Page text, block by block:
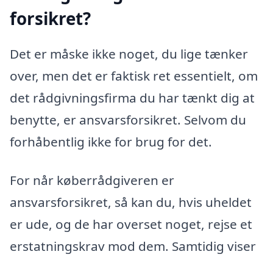
forsikret?
Det er måske ikke noget, du lige tænker
over, men det er faktisk ret essentielt, om
det rådgivningsfirma du har tænkt dig at
benytte, er ansvarsforsikret. Selvom du
forhåbentlig ikke for brug for det.
For når køberrådgiveren er
ansvarsforsikret, så kan du, hvis uheldet
er ude, og de har overset noget, rejse et
erstatningskrav mod dem. Samtidig viser